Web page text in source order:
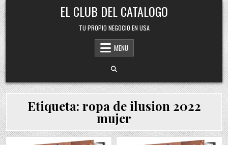
Skip
to
content
EL CLUB DEL CATALOGO
TU PROPIO NEGOCIO EN USA
MENU
Etiqueta: ropa de ilusion 2022
mujer